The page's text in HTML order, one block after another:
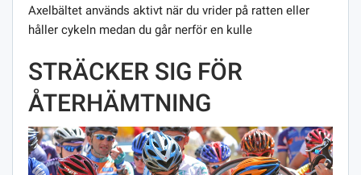
Axelbältet används aktivt när du vrider på ratten eller
håller cykeln medan du går nerför en kulle
STRÄCKER SIG FÖR
ÅTERHÄMTNING